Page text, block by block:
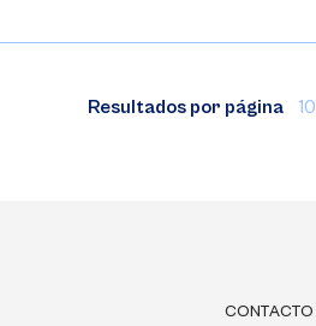
Resultados por página 10
CONTACTO